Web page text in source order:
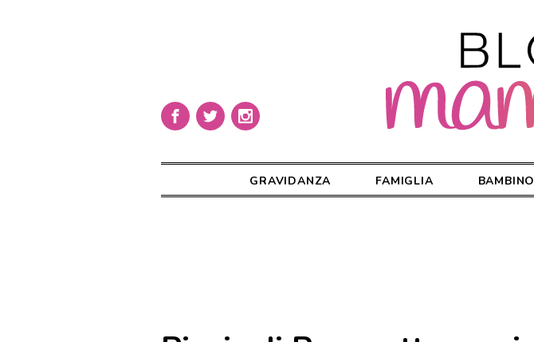
GRAVIDANZA FAMIGLIA BAMBINO